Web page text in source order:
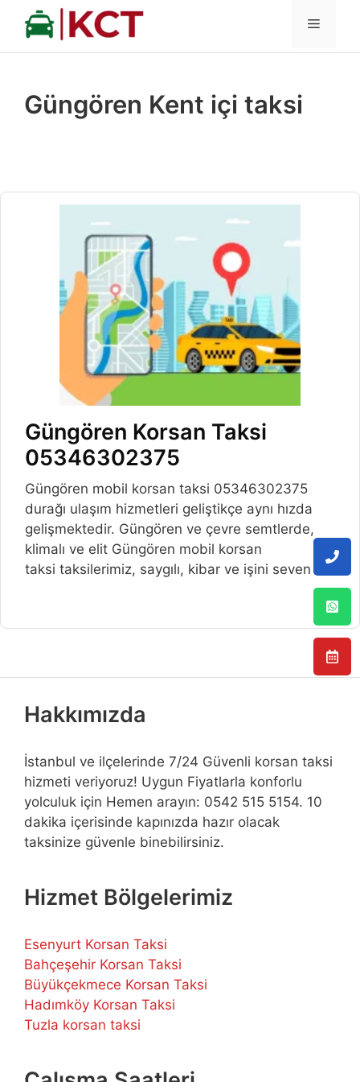
İçeriğe
MENÜ
Güngören Kent içi taksi
Güngören Korsan Taksi
05346302375
Güngören mobil korsan taksi 05346302375
durağı ulaşım hizmetleri geliştikçe aynı hızda
gelişmektedir. Güngören ve çevre semtlerde,
klimalı ve elit Güngören mobil korsan
taksi taksilerimiz, saygılı, kibar ve işini seven
Hakkımızda
İstanbul ve ilçelerinde 7/24 Güvenli korsan taksi
hizmeti veriyoruz! Uygun Fiyatlarla konforlu
yolculuk için Hemen arayın: 0542 515 5154. 10
dakika içerisinde kapınızda hazır olacak
taksinize güvenle binebilirsiniz.
Hizmet Bölgelerimiz
Esenyurt Korsan Taksi
Bahçeşehir Korsan Taksi
Büyükçekmece Korsan Taksi
Hadımköy Korsan Taksi
Tuzla korsan taksi